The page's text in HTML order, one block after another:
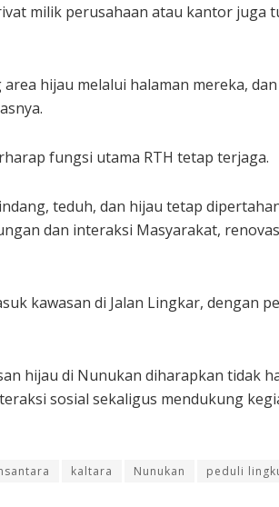
milik perusahaan atau kantor juga
hijau melalui halaman mereka,
fungsi utama RTH tetap terjaga.
teduh, dan hijau tetap
dan interaksi Masyarakat,
kawasan di Jalan Lingkar, dengan
hijau di Nunukan diharapkan tidak
sosial sekaligus mendukung
kaltara Nunukan
peduli